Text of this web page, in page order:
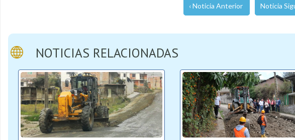
‹ Noticia Anterior Noticia
NOTICIAS RELACIONADAS